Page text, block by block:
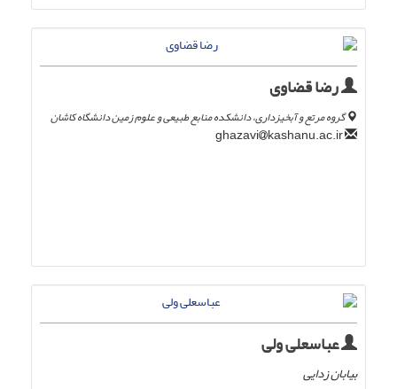
رضا قضاوی
گروه مرتع و آبخیزداری، دانشکده منابع طبیعی و علوم زمین دانشگاه کاشان
kashanu.ac.ir
عباسعلی ولی
بیابان زدایی